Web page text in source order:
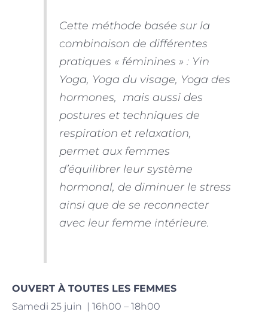
Cette méthode basée sur la
combinaison de différentes
pratiques « féminines » : Yin
Yoga, Yoga du visage, Yoga des
hormones, mais aussi des
postures et techniques de
respiration et relaxation,
permet aux femmes
d’équilibrer leur système
hormonal, de diminuer le stress
ainsi que de se reconnecter
avec leur femme intérieure.
OUVERT À TOUTES LES FEMMES
Samedi 25 juin | 16h00 – 18h00